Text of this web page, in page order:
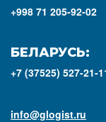
+998 71 205-92-02
БЕЛАРУСЬ:
+7 (37525) 527-21-
info@glogist.ru